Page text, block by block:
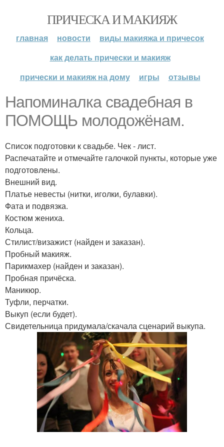
ПРИЧЕСКА И МАКИЯЖ
главная новости
виды макияжа и причесок
как делать прически и макияж
прически и макияж на дому
игры отзывы
Напоминалка свадебная в
ПОМОЩЬ молодожёнам.
Список подготовки к свадьбе. Чек - лист.
Распечатайте и отмечайте галочкой пункты, которые уже
подготовлены.
Внешний вид.
Платье невесты (нитки, иголки, булавки).
Фата и подвязка.
Костюм жениха.
Кольца.
Стилист/визажист (найден и заказан).
Пробный макияж.
Парикмахер (найден и заказан).
Пробная причёска.
Маникюр.
Туфли, перчатки.
Выкуп (если будет).
Свидетельница придумала/скачала сценарий выкупа.